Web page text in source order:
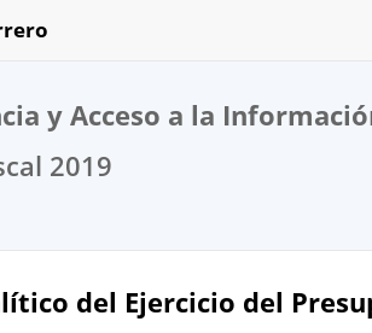
y Acceso a la
2019
del Ejercicio del